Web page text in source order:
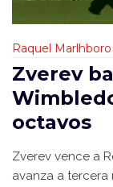
Raquel Marlhboro
Zverev
octavos
Zverev vence a
avanza a